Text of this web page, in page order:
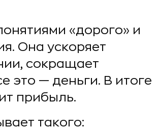
«дорого» и
Она ускоряет
сокращает
это — деньги. В итоге
прибыль.
такого: